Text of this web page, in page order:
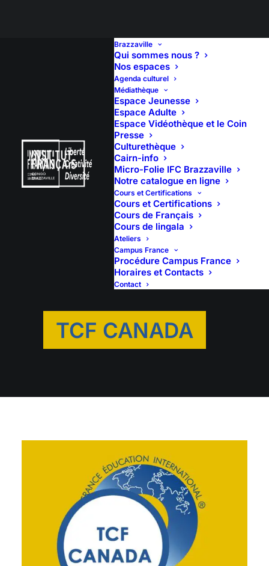
Brazzaville
Qui sommes nous ?
Nos espaces
Agenda culturel
Médiathèque
Espace Jeunesse
Espace Adulte
Espace Vidéothèque et le Coin
Presse
Culturethèque
Cairn-info
Micro-Folie IFC Brazzaville
Notre catalogue en ligne
Cours et Certifications
Cours et Certifications
Cours de Français
Cours de lingala
Ateliers
Campus France
Procédure Campus France
Horaires et Contacts
Contact
TCF CANADA